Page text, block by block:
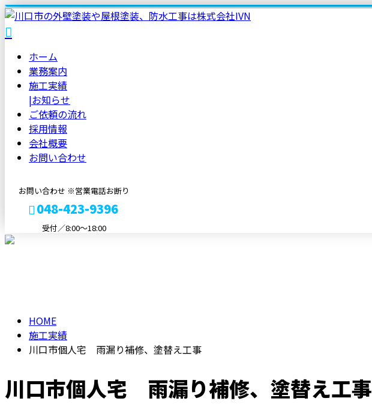
ホーム
業務案内
施工実績
|お知らせ
ご依頼の流れ
採用情報
会社概要
お問い合わせ
お問い合わせ ※営業電話お断り
048-423-9396
受付／8:00〜18:00
HOME
施工実績
川口市個人宅 雨漏り補修、塗替え工事
川口市個人宅 雨漏り補修、塗替え工事